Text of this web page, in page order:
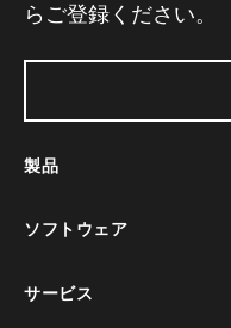
らご登録ください。
製品
ソフトウェア
サービス